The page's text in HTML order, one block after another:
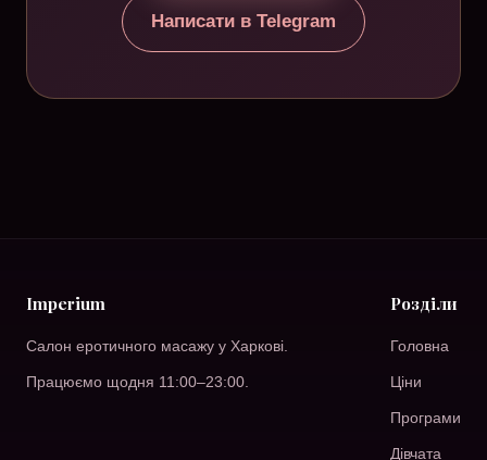
Написати в Telegram
Imperium
Салон еротичного масажу у Харкові.
Працюємо щодня 11:00–23:00.
Розділи
Головна
Ціни
Програми
Дівчата